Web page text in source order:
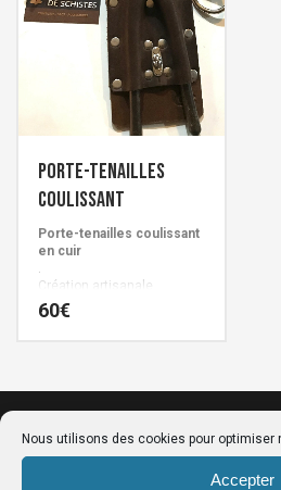
Nous utilisons des cookies pour optimiser
Accepter
Porte-tenailles
coulissant
Porte-tenailles coulissant
en cuir
.
Création artisanale
Française signée Cuirs de
Schistes.
60€
a
plusieurs
variations.